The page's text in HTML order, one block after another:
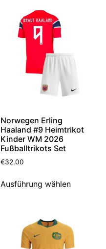
Norwegen Erling
Haaland #9 Heimtrikot
Kinder WM 2026
Fußballtrikots Set
€32.00
Ausführung wählen